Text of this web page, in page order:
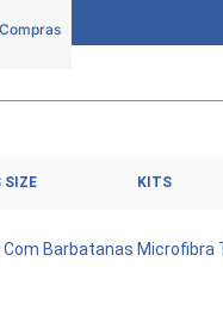
SIZE KITS
Barbatanas Microfibra